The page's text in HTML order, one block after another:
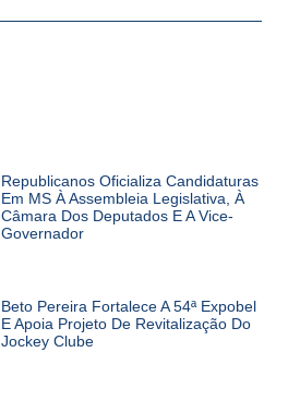
Republicanos Oficializa Candidaturas
Em MS À Assembleia Legislativa, À
Câmara Dos Deputados E A Vice-
Governador
Beto Pereira Fortalece A 54ª Expobel
E Apoia Projeto De Revitalização Do
Jockey Clube